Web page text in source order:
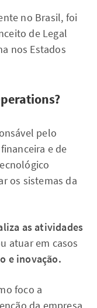
no Brasil, foi
de Legal
nos Estados
pelo
e de
os sistemas da
as atividades
atuar em casos
e inovação.
foco a